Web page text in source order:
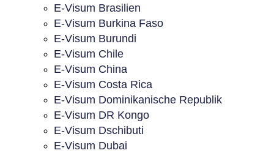
E-Visum Brasilien
E-Visum Burkina Faso
E-Visum Burundi
E-Visum Chile
E-Visum China
E-Visum Costa Rica
E-Visum Dominikanische Republik
E-Visum DR Kongo
E-Visum Dschibuti
E-Visum Dubai